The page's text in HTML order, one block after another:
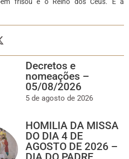
Decretos e
nomeações –
05/08/2026
5 de agosto de 2026
HOMILIA DA MISSA
DO DIA 4 DE
AGOSTO DE 2026 –